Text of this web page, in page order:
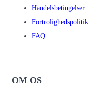
Handelsbetingelser
Fortrolighedspolitik
FAQ
OM OS